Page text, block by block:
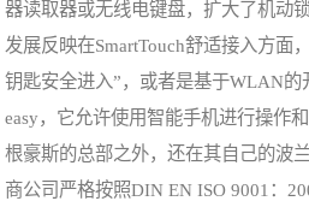
器读取器或无线电键盘，扩大了机动
发展反映在SmartTouch舒适接入方面
钥匙安全进入”，或者是基于WLAN的
easy，它允许使用智能手机进行操作
根豪斯的总部之外，还在其自己的波
商公司严格按照DIN EN ISO 9001：